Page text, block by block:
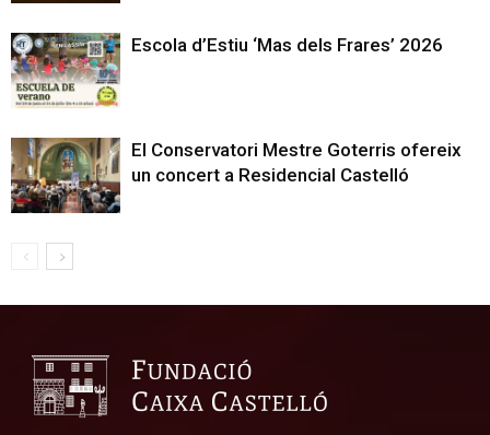
Escola d’Estiu ‘Mas dels Frares’ 2026
El Conservatori Mestre Goterris ofereix
un concert a Residencial Castelló